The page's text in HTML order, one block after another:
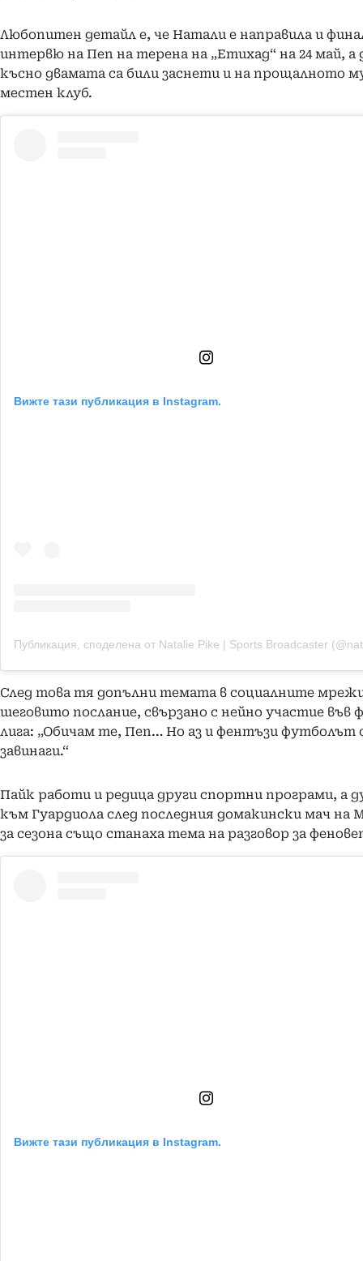
Любопитен детайл е, че Натали е направила и
интервю на Пеп на терена на „Етихад“ на 24 май, а
късно двамата са били заснети и на прощалното
местен клуб.
Вижте тази публикация в Instagram.
След това тя допълни темата в социалните
шеговито послание, свързано с нейно участие във
лига: „Обичам те, Пеп… Но аз и фентъзи футболът
завинаги.“
Пайк работи и редица други спортни програми, а
към Гуардиола след последния домакински мач на
за сезона също станаха тема на разговор за
Вижте тази публикация в Instagram.